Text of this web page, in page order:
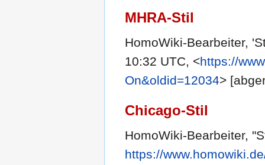
MHRA-Stil
HomoWiki-Bearbeiter,
10:32 UTC, <https://
On&oldid=12034>
Chicago-Stil
HomoWiki-Bearbeiter,
https://